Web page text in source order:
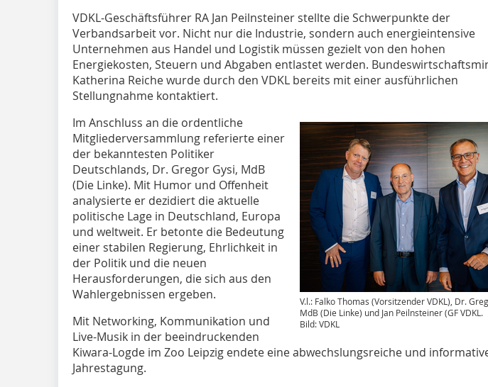
VDKL-Geschäftsführer RA Jan Peilnsteiner stellte die Schwerpunkte der
Verbandsarbeit vor. Nicht nur die Industrie, sondern auch energieintensive
Unternehmen aus Handel und Logistik müssen gezielt von den hohen
Energiekosten, Steuern und Abgaben entlastet werden.
Katherina Reiche wurde durch den VDKL bereits mit einer ausführlichen
Stellungnahme kontaktiert.
V.l.: Falko Thomas (Vorsitzender VDKL), Dr.
MdB (Die Linke) und Jan Peilnsteiner (GF VDKL.
Bild: VDKL
Im Anschluss an die ordentliche
Mitgliederversammlung referierte einer
der bekanntesten Politiker
Deutschlands, Dr. Gregor Gysi, MdB
(Die Linke). Mit Humor und Offenheit
analysierte er dezidiert die aktuelle
politische Lage in Deutschland, Europa
und weltweit. Er betonte die Bedeutung
einer stabilen Regierung, Ehrlichkeit in
der Politik und die neuen
Herausforderungen, die sich aus den
Wahlergebnissen ergeben.
Mit Networking, Kommunikation und
Live-Musik in der beeindruckenden
Kiwara-Logde im Zoo Leipzig endete eine abwechslungsreiche und
Jahrestagung.